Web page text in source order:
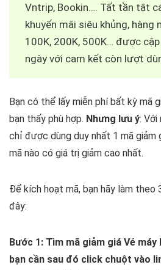
Vntrip, Bookin…. Tất tần tật
khuyến mãi siêu khủng, hàng
100K, 200K, 500K… được
ngày với cam kết còn lượt
Bạn có thể lấy miễn phí bất kỳ mã
bạn thấy phù hợp. Nhưng lưu ý: Với
chỉ được dùng duy nhất 1 mã giảm
mã nào có giá trị giảm cao nhất.
Để kích hoạt mã, bạn hãy làm theo
đây:
Bước 1: Tìm mã giảm giá Vé
bạn cần sau đó click chuột vào